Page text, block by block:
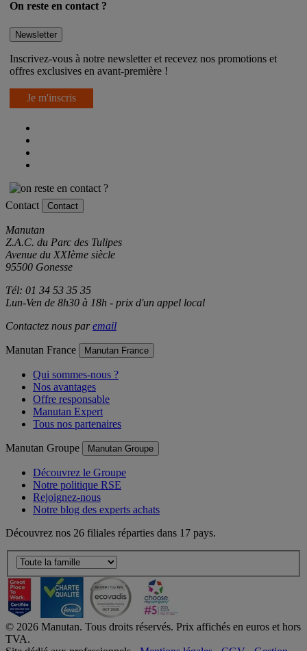
On reste en contact ?
Newsletter
Inscrivez-vous à notre newsletter et recevez nos promotions et
offres exclusives en avant-première !
Je m'inscris
Contact Contact
Manutan
Z.A.C. du Parc des Tulipes
Avenue du XXIème siècle
95500 Gonesse
Tél: 01 34 53 35 35
Lun-Ven de 8h30 à 18h - prix d'un appel local
Contactez nous paremail
Manutan France Manutan France
Qui sommes-nous ?
Nos avantages
Offre responsable
Manutan Expert
Tous nos partenaires
Manutan Groupe Manutan Groupe
Découvrez le Groupe
Notre politique RSE
Rejoignez-nous
Notre blog des experts achats
Découvrez nos 26 filiales réparties dans 17 pays.
© 2026 Manutan. Tous droits réservés. Prix affichés en euros et hors
TVA.